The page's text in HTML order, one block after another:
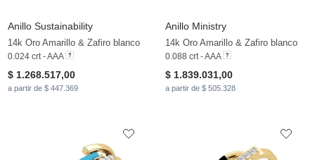
Anillo Sustainability
14k Oro Amarillo & Zafiro blanco
0.024 crt - AAA
$ 1.268.517,00
a partir de $ 447.369
Anillo Ministry
14k Oro Amarillo & Zafiro blanco
0.088 crt - AAA
$ 1.839.031,00
a partir de $ 505.328